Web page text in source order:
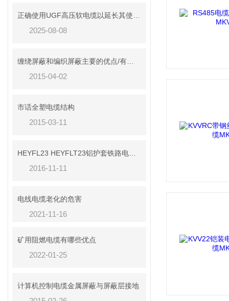
2025-08-08
2015-04-02
市话全塑电缆结构
2015-03-11
2016-11-11
电线电缆老化的危害
2021-11-16
矿用阻燃电缆有哪些优点
2022-01-25
计算机控制电缆金属屏蔽与屏蔽层接地